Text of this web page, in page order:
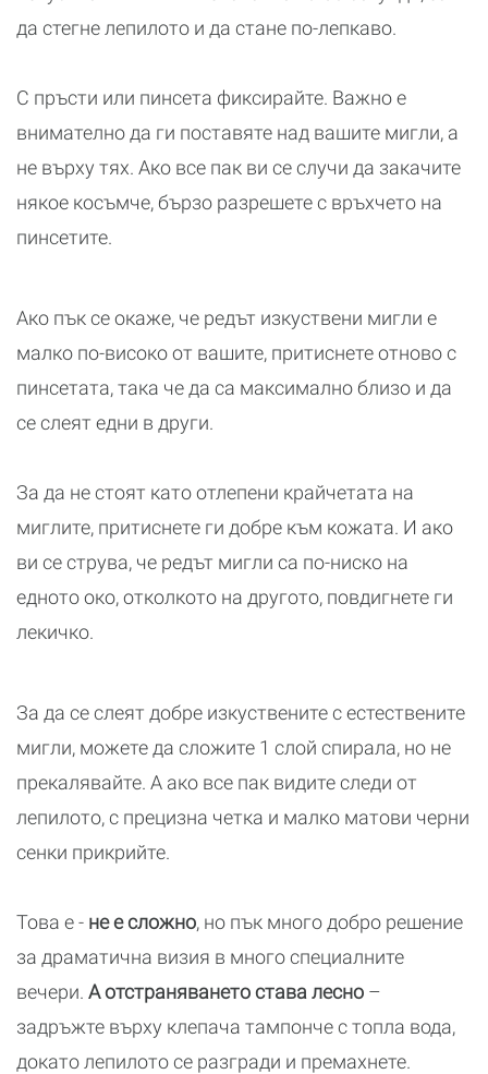
да стегне лепилото и да стане по-лепкаво.
С пръсти или пинсета фиксирайте. Важно е
внимателно да ги поставяте над вашите мигли, а
не върху тях. Ако все пак ви се случи да закачите
някое косъмче, бързо разрешете с връхчето на
пинсетите.
Ако пък се окаже, че редът изкуствени мигли е
малко по-високо от вашите, притиснете отново с
пинсетата, така че да са максимално близо и да
се слеят едни в други.
За да не стоят като отлепени крайчетата на
миглите, притиснете ги добре към кожата. И ако
ви се струва, че редът мигли са по-ниско на
едното око, отколкото на другото, повдигнете ги
лекичко.
За да се слеят добре изкуствените с естествените
мигли, можете да сложите 1 слой спирала, но не
прекалявайте. А ако все пак видите следи от
лепилото, с прецизна четка и малко матови черни
сенки прикрийте.
Това е - не е сложно, но пък много добро решение
за драматична визия в много специалните
вечери. А отстраняването става лесно –
задръжте върху клепача тампонче с топла вода,
докато лепилото се разгради и премахнете.